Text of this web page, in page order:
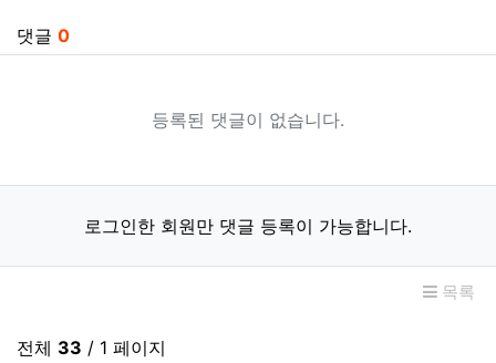
댓글 0
등록된 댓글이 없습니다.
로그인한 회원만 댓글 등록이 가능합니다.
목록
전체 33 / 1 페이지